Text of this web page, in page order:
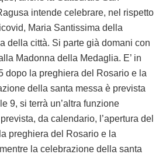
intende celebrare, nel rispetto
Maria Santissima della
della città. Si parte già domani con
Madonna della Medaglia. E’ in
dopo la preghiera del Rosario e la
della santa messa è prevista
9, si terrà un’altra funzione
da calendario, l’apertura del
preghiera del Rosario e la
la celebrazione della santa